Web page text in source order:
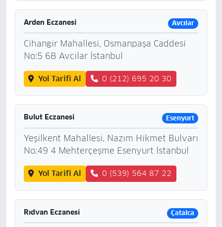
Arden Eczanesi Avcılar
Cihangir Mahallesi, Osmanpaşa Caddesi
No:5 6B Avcılar İstanbul
Yol Tarifi Al 0 (212) 695 20 30
Bulut Eczanesi Esenyurt
Yeşilkent Mahallesi, Nazım Hikmet Bulvarı
No:49 4 Mehterçeşme Esenyurt İstanbul
Yol Tarifi Al 0 (539) 564 87 22
Rıdvan Eczanesi Çatalca